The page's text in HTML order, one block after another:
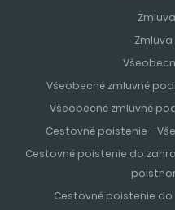
Všeobecné zmluvné
Všeobecné zmluvné
Cestovné poistenie -
Cestovné poistenie do
Cestovné poistenie